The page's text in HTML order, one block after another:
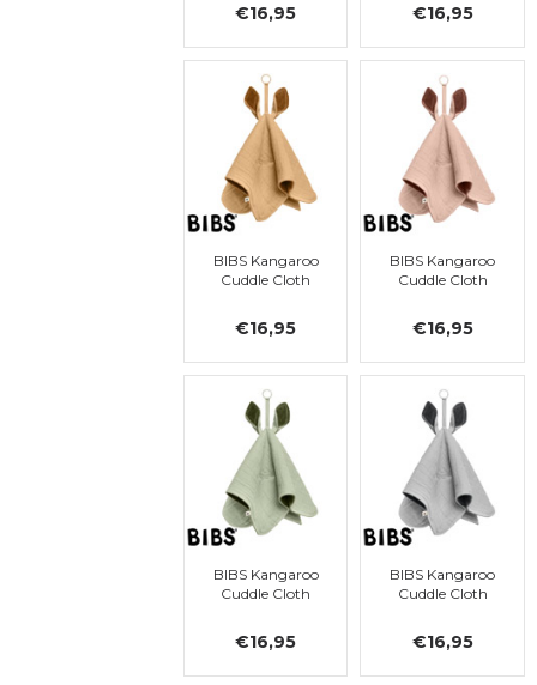
€16,95 €16,95
BIBS Kangaroo
Cuddle Cloth
€16,95
BIBS Kangaroo
Cuddle Cloth
€16,95
BIBS Kangaroo
Cuddle Cloth
€16,95
BIBS Kangaroo
Cuddle Cloth
€16,95